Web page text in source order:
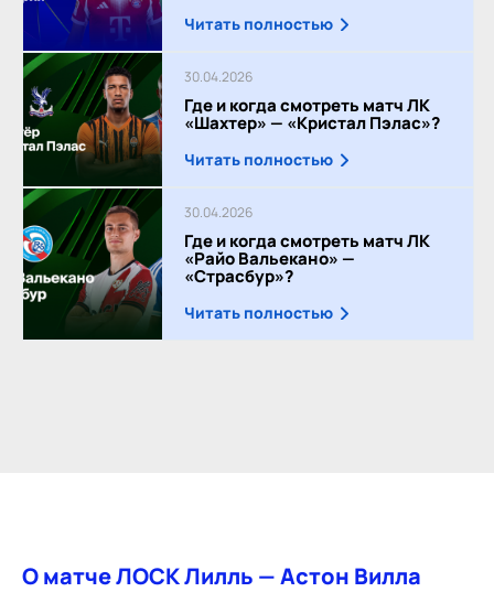
Читать полностью
30.04.2026
Где и когда смотреть матч ЛК
«Шахтер» — «Кристал Пэлас»?
Читать полностью
30.04.2026
Где и когда смотреть матч ЛК
«Райо Вальекано» —
«Страсбур»?
Читать полностью
О матче ЛОСК Лилль — Астон Вилла